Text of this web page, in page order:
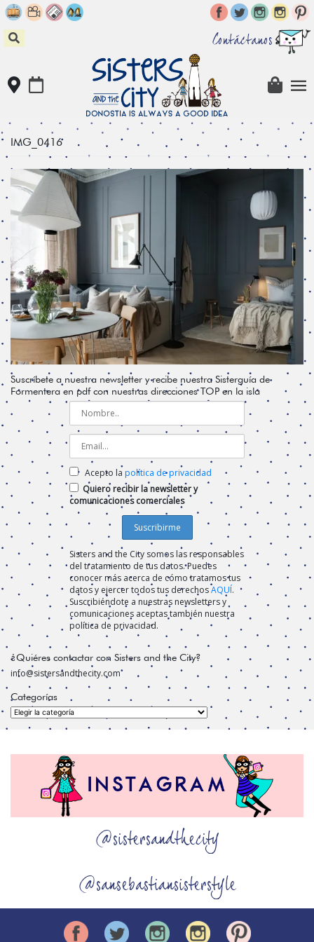
Skip
to
content
Contáctanos
IMG_0416
Suscríbete a nuestra newsletter y recibe nuestra Sisterguía de
Formentera en pdf con nuestras direcciones TOP en la isla
Acepto la política de privacidad
Quiero recibir la newsletter y
comunicaciones comerciales
Sisters and the City somos las responsables
del tratamiento de tus datos. Puedes
conocer más acerca de cómo tratamos tus
datos y ejercer todos tus derechosAQUÍ.
Suscribiéndote a nuestras newsletters y
comunicaciones aceptas también nuestra
política de privacidad.
¿Quiéres contactar con Sisters and the City?
info@sistersandthecity.com
Categorías
Categorías
@sistersandthecity
@sansebastiansisterstyle